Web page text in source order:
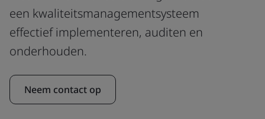
een kwaliteitsmanagementsysteem
effectief implementeren, auditen en
onderhouden.
Neem contact op